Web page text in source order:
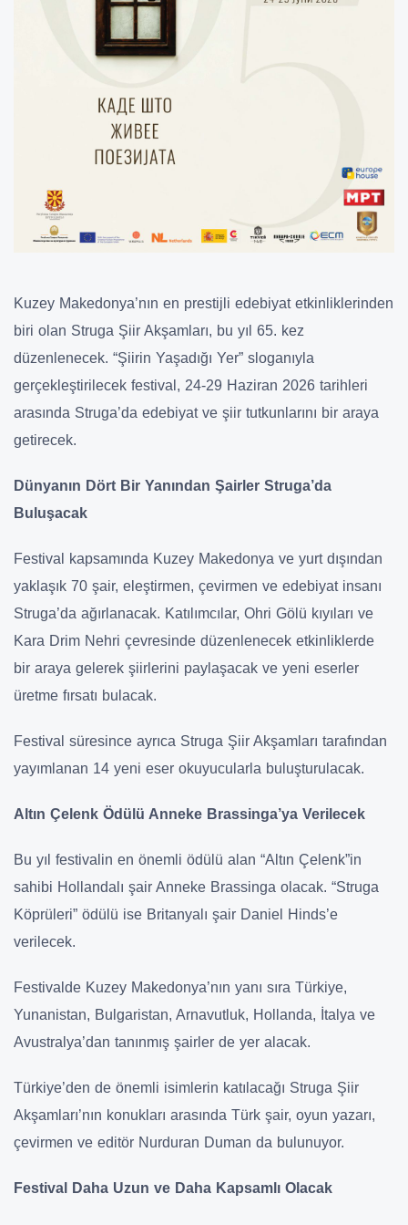
Kuzey Makedonya’nın en prestijli edebiyat etkinliklerinden
biri olan Struga Şiir Akşamları, bu yıl 65. kez
düzenlenecek. “Şiirin Yaşadığı Yer” sloganıyla
gerçekleştirilecek festival, 24-29 Haziran 2026 tarihleri
arasında Struga’da edebiyat ve şiir tutkunlarını bir araya
getirecek.
Dünyanın Dört Bir Yanından Şairler Struga’da
Buluşacak
Festival kapsamında Kuzey Makedonya ve yurt dışından
yaklaşık 70 şair, eleştirmen, çevirmen ve edebiyat insanı
Struga’da ağırlanacak. Katılımcılar, Ohri Gölü kıyıları ve
Kara Drim Nehri çevresinde düzenlenecek etkinliklerde
bir araya gelerek şiirlerini paylaşacak ve yeni eserler
üretme fırsatı bulacak.
Festival süresince ayrıca Struga Şiir Akşamları tarafından
yayımlanan 14 yeni eser okuyucularla buluşturulacak.
Altın Çelenk Ödülü Anneke Brassinga’ya Verilecek
Bu yıl festivalin en önemli ödülü alan “Altın Çelenk”in
sahibi Hollandalı şair Anneke Brassinga olacak. “Struga
Köprüleri” ödülü ise Britanyalı şair Daniel Hinds’e
verilecek.
Festivalde Kuzey Makedonya’nın yanı sıra Türkiye,
Yunanistan, Bulgaristan, Arnavutluk, Hollanda, İtalya ve
Avustralya’dan tanınmış şairler de yer alacak.
Türkiye’den de önemli isimlerin katılacağı Struga Şiir
Akşamları’nın konukları arasında Türk şair, oyun yazarı,
çevirmen ve editör Nurduran Duman da bulunuyor.
Festival Daha Uzun ve Daha Kapsamlı Olacak